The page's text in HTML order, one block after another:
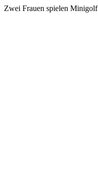
Zwei Frauen spielen Minigolf